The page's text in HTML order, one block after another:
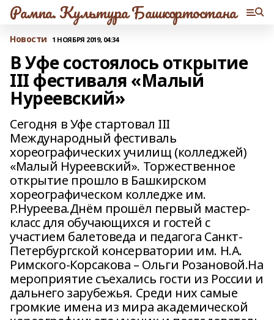
Рампа. Культура Башкортостана
Новости 1 НОЯБРЯ 2019, 04:34
В Уфе состоялось открытие
III фестиваля «Малый
Нуреевский»
Сегодня в Уфе стартовал III
Международный фестиваль
хореографических училищ (колледжей)
«Малый Нуреевский». Торжественное
открытие прошло в Башкирском
хореографическом колледже им.
Р.Нуреева.Днём прошёл первый мастер-
класс для обучающихся и гостей с
участием балетоведа и педагога Санкт-
Петербургской консерватории им. Н.А.
Римского-Корсакова – Ольги Розановой.На
мероприятие съехались гости из России и
дальнего зарубежья. Среди них самые
громкие имена из мира академической